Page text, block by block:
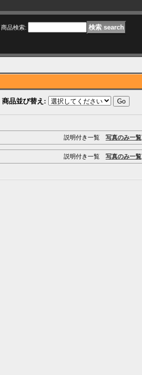
商品検索:
商品並び替え :
説明付き一覧 写真のみ一覧
説明付き一覧 写真のみ一覧